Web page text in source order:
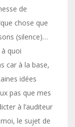
de
chose que
(silence)…
quoi
car à la base,
idées
pas que mes
à l’auditeur
le sujet de